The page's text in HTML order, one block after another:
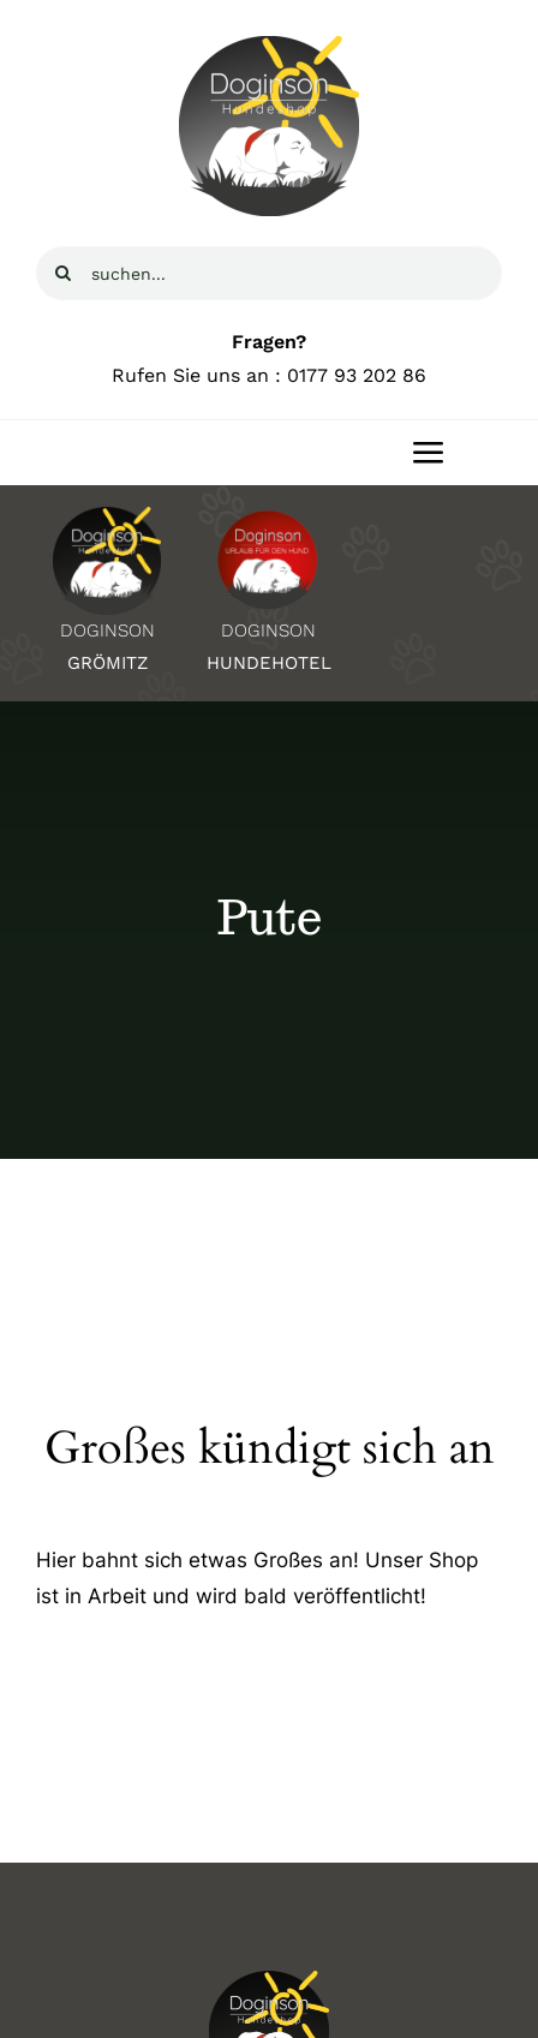
Suche
Fragen?
Rufen Sie uns an : 0177 93 202 86
Toggle
Home
Über Uns
DOGINSON
GRÖMITZ
DOGINSON
HUNDEHOTEL
Pute
Großes kündigt sich an
Hier bahnt sich etwas Großes an! Unser Shop
ist in Arbeit und wird bald veröffentlicht!